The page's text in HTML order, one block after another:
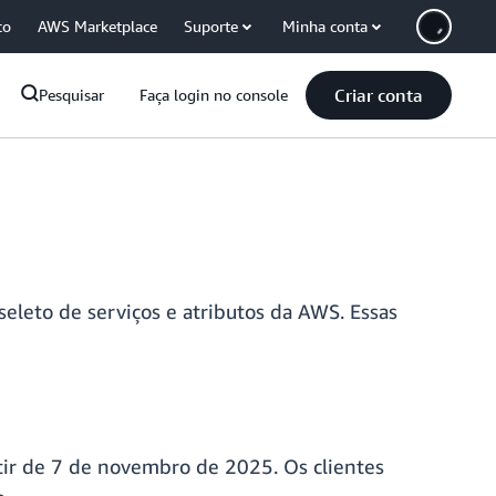
AWS Marketplace Suporte Minha conta
Pesquisar Faça login no console Criar conta
de serviços e atributos da AWS. Essas
de 7 de novembro de 2025. Os clientes